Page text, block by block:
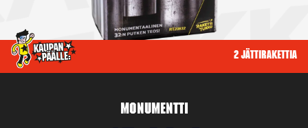
2 jättirakettia
Monumentti